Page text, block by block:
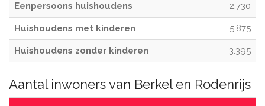
Eenpersoons huishoudens 2.730
Huishoudens met kinderen 5.875
Huishoudens zonder kinderen 3.395
Aantal inwoners van Berkel en Rodenrijs